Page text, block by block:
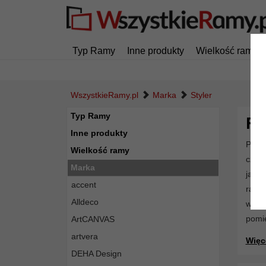
Typ Ramy Inne produkty Wielkość ramy
WszystkieRamy.pl Marka Styler
Typ Ramy
Inne produkty
Wielkość ramy
Marka
accent
Alldeco
ArtCANVAS
artvera
DEHA Design
czy
ram